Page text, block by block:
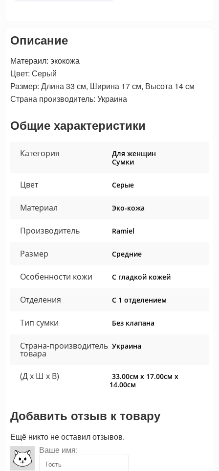
Описание
Матераил: экокожа
Цвет: Серый
Размер: Длина 33 см, Ширина 17 см, Высота 14 см
Страна производитель: Украина
Общие характеристики
Категория
Для женщин
Сумки
Цвет Серые
Материал Эко-кожа
Производитель Ramiel
Размер Средние
Особенности кожи С гладкой кожей
Отделения С 1 отделением
Тип сумки Без клапана
Страна-производитель
товара
Украина
(Д x Ш x В)
33.00см x 17.00см x
14.00см
Добавить отзыв к товару
Ещё никто не оставил отзывов.
Ваше имя: